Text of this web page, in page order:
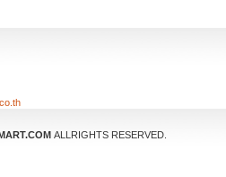
ALLRIGHTS RESERVED.